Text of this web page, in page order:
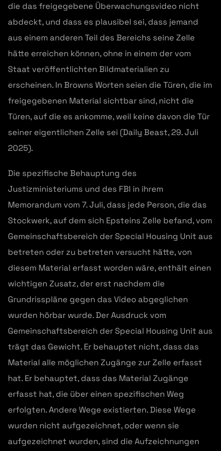
die das freigegebene Überwachungsvideo nicht
abdeckt, und dass es plausibel sei, dass jemand
aus einem anderen Teil des Bereichs seine Zelle
hätte erreichen können, ohne in einem der vom
Staat veröffentlichten Bildmaterialien zu
erscheinen. In Browns Worten seien die Türen, die im
freigegebenen Material sichtbar sind, nicht die
Türen, auf die es ankomme, weil keine davon die Tür
seiner eigentlichen Zelle sei (Daily Beast, 29. Juli
2025).
Die spezifische Behauptung des
Justizministeriums und des FBI in ihrem
Memorandum vom 7. Juli, dass jede Person, die das
Stockwerk, auf dem sich Epsteins Zelle befand, vom
Gemeinschaftsbereich der Special Housing Unit aus
betreten oder zu betreten versucht hätte, von
diesem Material erfasst worden wäre, enthält einen
wichtigen Zusatz, der erst nachdem die
Grundrisspläne gegen das Video abgeglichen
wurden hörbar wurde. Der Ausdruck vom
Gemeinschaftsbereich der Special Housing Unit aus
trägt das Gewicht. Er behauptet nicht, dass das
Material alle möglichen Zugänge zur Zelle erfasst
hat. Er behauptet, dass das Material Zugänge
erfasst hat, die über einen spezifischen Weg
erfolgten. Andere Wege existierten. Diese Wege
wurden nicht aufgezeichnet, oder wenn sie
aufgezeichnet wurden, sind die Aufzeichnungen